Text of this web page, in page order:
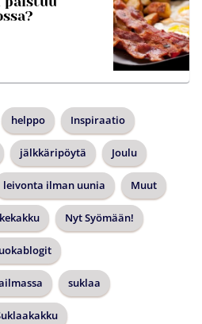
helppo Inspiraatio
jälkkäripöytä Joulu
leivonta ilman uunia Muut
Nyt Syömään!
suklaa